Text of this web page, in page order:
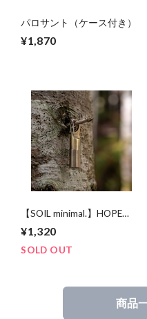
パロサント（ケース付き）
¥1,870
【SOIL minimal.】HOPE
¥1,320
SOLD OUT
商品